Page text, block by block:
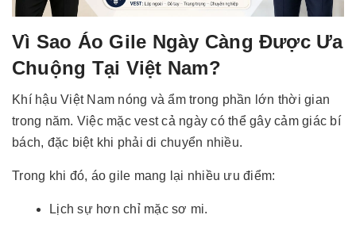
Vì Sao Áo Gile Ngày Càng Được Ưa
Chuộng Tại Việt Nam?
Khí hậu Việt Nam nóng và ẩm trong phần lớn thời gian
trong năm. Việc mặc vest cả ngày có thể gây cảm giác bí
bách, đặc biệt khi phải di chuyển nhiều.
Trong khi đó, áo gile mang lại nhiều ưu điểm:
Lịch sự hơn chỉ mặc sơ mi.